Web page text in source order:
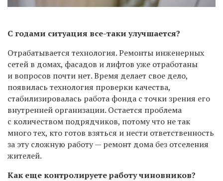
С годами ситуация все-таки улучшается?
Отрабатывается технология. Ремонты инженерных
сетей в домах, фасадов и лифтов уже отработаны
и вопросов почти нет. Время делает свое дело,
появилась технология проверки качества,
стабилизировалась работа фонда с точки зрения его
внутренней организации. Остается проблема
с количеством подрядчиков, потому что не так
много тех, кто готов взяться и нести ответственность
за эту сложную работу — ремонт дома без отселения
жителей.
Как еще контролируете работу чиновников?